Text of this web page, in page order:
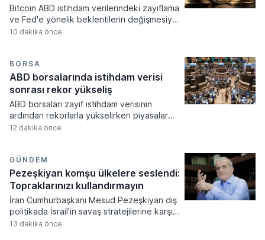
Bitcoin ABD istihdam verilerindeki zayıflama
ve Fed'e yönelik beklentilerin değişmesiyle
haftayı yükselişle kapattı. Kripto para
açıklanacak enflasyon rakamlarına ve
küresel gelişmelere çevrildi.
10 dakika önce
BORSA
ABD borsalarında istihdam verisi
sonrası rekor yükseliş
ABD borsaları zayıf istihdam verisinin
ardından rekorlarla yükselirken piyasalar
Fed'in faiz artırım olasılığının düşmesini
haftalık bazda son yılların en yüksek
getirileri elde edildi.
12 dakika önce
GÜNDEM
Pezeşkiyan komşu ülkelere seslendi:
Topraklarınızı kullandırmayın
İran Cumhurbaşkanı Mesud Pezeşkiyan dış
politikada İsrail’in savaş stratejilerine karşı
diplomatik mutabakatın önemine vurgu
13 dakika önce